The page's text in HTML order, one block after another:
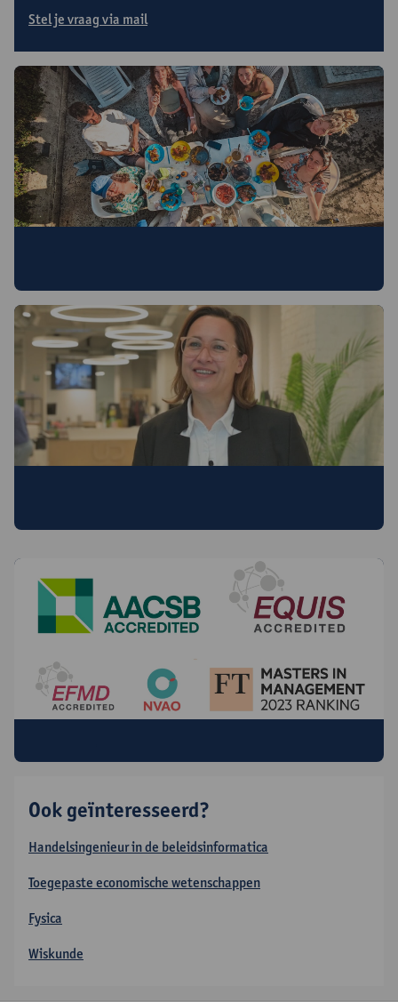
Stel je vraag via mail
Ook geïnteresseerd?
Handelsingenieur in de beleidsinformatica
Toegepaste economische wetenschappen
Fysica
Wiskunde